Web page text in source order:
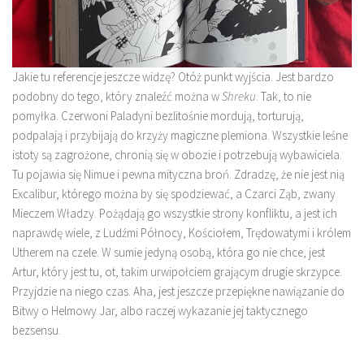
Jakie tu referencje jeszcze widzę? Otóż punkt wyjścia. Jest bardzo
podobny do tego, który znaleźć można wShreku. Tak, to nie
pomyłka. Czerwoni Paladyni bezlitośnie mordują, torturują,
podpalają i przybijają do krzyży magiczne plemiona. Wszystkie leśne
istoty są zagrożone, chronią się w obozie i potrzebują wybawiciela.
Tu pojawia się Nimue i pewna mityczna broń. Zdradzę, że nie jest nią
Excalibur, którego można by się spodziewać, a Czarci Ząb, zwany
Mieczem Władzy. Pożądają go wszystkie strony konfliktu, a jest ich
naprawdę wiele, z Ludźmi Północy, Kościołem, Trędowatymi i królem
Utherem na czele. W sumie jedyną osobą, która go nie chce, jest
Artur, który jest tu, ot, takim urwipołciem grającym drugie skrzypce.
Przyjdzie na niego czas. Aha, jest jeszcze przepiękne nawiązanie do
Bitwy o Helmowy Jar, albo raczej wykazanie jej taktycznego
bezsensu.